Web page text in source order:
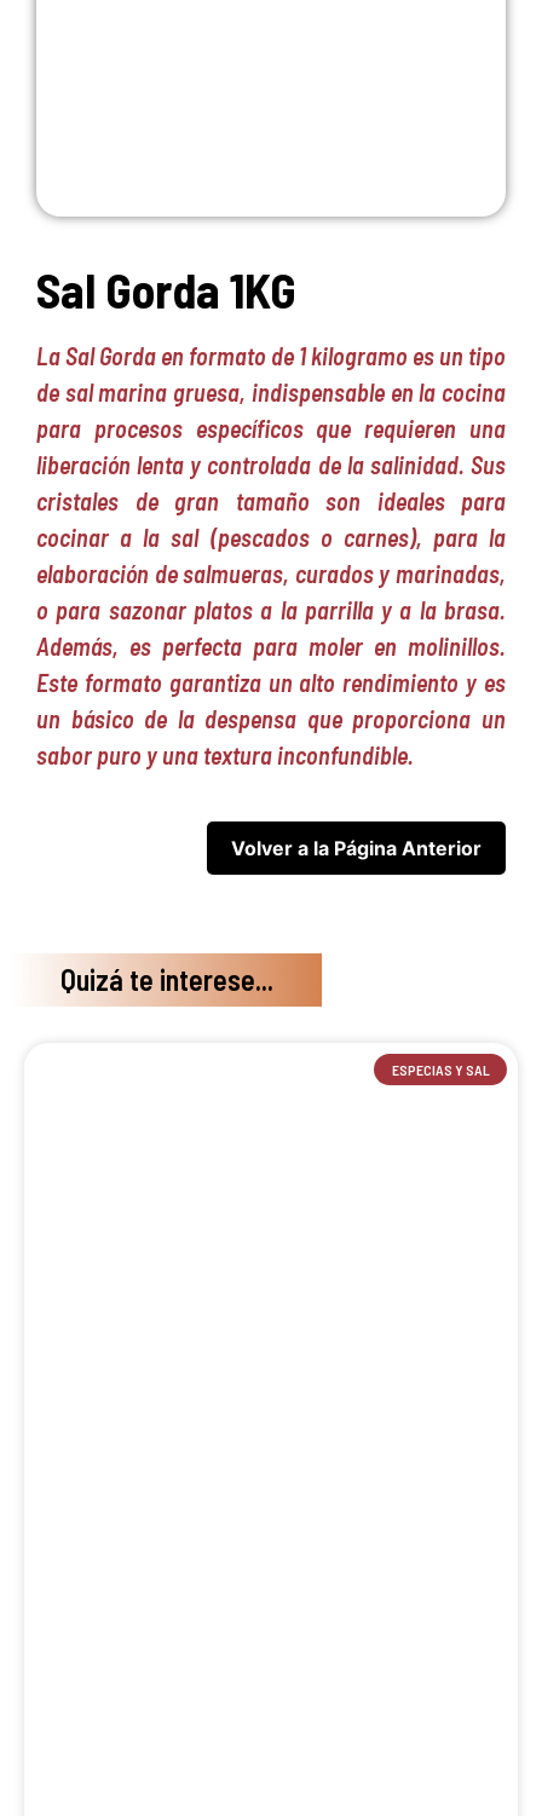
Sal Gorda 1KG
La Sal Gorda en formato de 1 kilogramo es un tipo
de sal marina gruesa, indispensable en la cocina
para procesos específicos que requieren una
liberación lenta y controlada de la salinidad. Sus
cristales de gran tamaño son ideales para
cocinar a la sal (pescados o carnes), para la
elaboración de salmueras, curados y marinadas,
o para sazonar platos a la parrilla y a la brasa.
Además, es perfecta para moler en molinillos.
Este formato garantiza un alto rendimiento y es
un básico de la despensa que proporciona un
sabor puro y una textura inconfundible.
Quizá te interese...
ESPECIAS Y SAL